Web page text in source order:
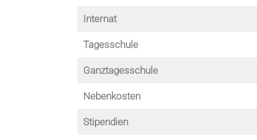
Internat
Tagesschule
Ganztagesschule
Nebenkosten
Stipendien